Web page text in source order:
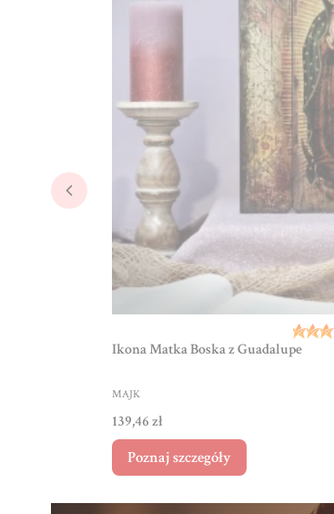
Ikona Matka Boska z Guadalupe
PRODUCENT
MAJK
Cena
139,46 zł
Poznaj szczegóły